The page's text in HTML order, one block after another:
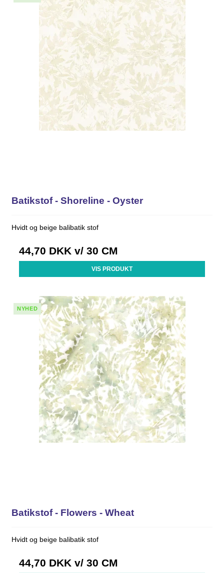
Batikstof - Shoreline - Oyster
Hvidt og beige balibatik stof
44,70 DKK v/ 30 CM
VIS PRODUKT
NYHED
Batikstof - Flowers - Wheat
Hvidt og beige balibatik stof
44,70 DKK v/ 30 CM